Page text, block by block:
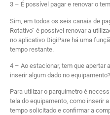
3 – É possível pagar e renovar o
Sim, em todos os seis canais de
Rotativo” é possível renovar a
no aplicativo DigiPare há uma
tempo restante.
4 – Ao estacionar, tem que apertar
inserir algum dado no equipamento?
Para utilizar o parquímetro é
tela do equipamento, como inserir
tempo solicitado e confirmar a